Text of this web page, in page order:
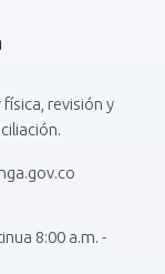
revisión y
8:00 a.m. -